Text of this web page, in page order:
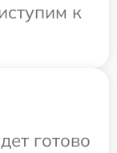
к
готово